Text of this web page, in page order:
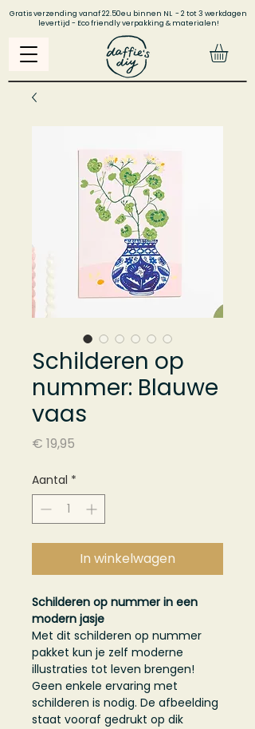
Gratis verzending vanaf 22.50eu binnen NL - 2 tot 3 werkdagen
levertijd - Eco friendly verpakking & materialen!
Schilderen op
nummer: Blauwe
vaas
€ 19,95
Aantal *
In winkelwagen
Schilderen op nummer in een
modern jasje
Met dit schilderen op nummer
pakket kun je zelf moderne
illustraties tot leven brengen!
Geen enkele ervaring met
schilderen is nodig. De afbeelding
staat vooraf gedrukt op dik